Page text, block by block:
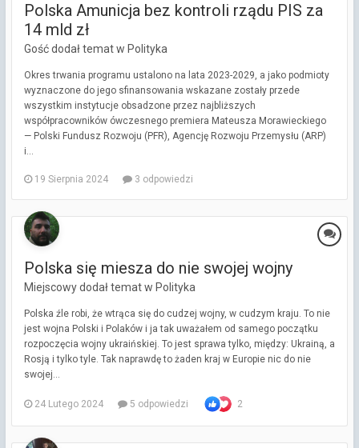
Polska Amunicja bez kontroli rządu PIS za
14 mld zł
Gość dodał temat w Polityka
Okres trwania programu ustalono na lata 2023-2029, a jako podmioty
wyznaczone do jego sfinansowania wskazane zostały przede
wszystkim instytucje obsadzone przez najbliższych
współpracowników ówczesnego premiera Mateusza Morawieckiego
— Polski Fundusz Rozwoju (PFR), Agencję Rozwoju Przemysłu (ARP)
i...
19 Sierpnia 2024 3 odpowiedzi
Polska się miesza do nie swojej wojny
Miejscowy dodał temat w Polityka
Polska źle robi, że wtrąca się do cudzej wojny, w cudzym kraju. To nie
jest wojna Polski i Polaków i ja tak uważałem od samego początku
rozpoczęcia wojny ukraińskiej. To jest sprawa tylko, między: Ukrainą, a
Rosją i tylko tyle. Tak naprawdę to żaden kraj w Europie nic do nie
swojej...
24 Lutego 2024 5 odpowiedzi 2